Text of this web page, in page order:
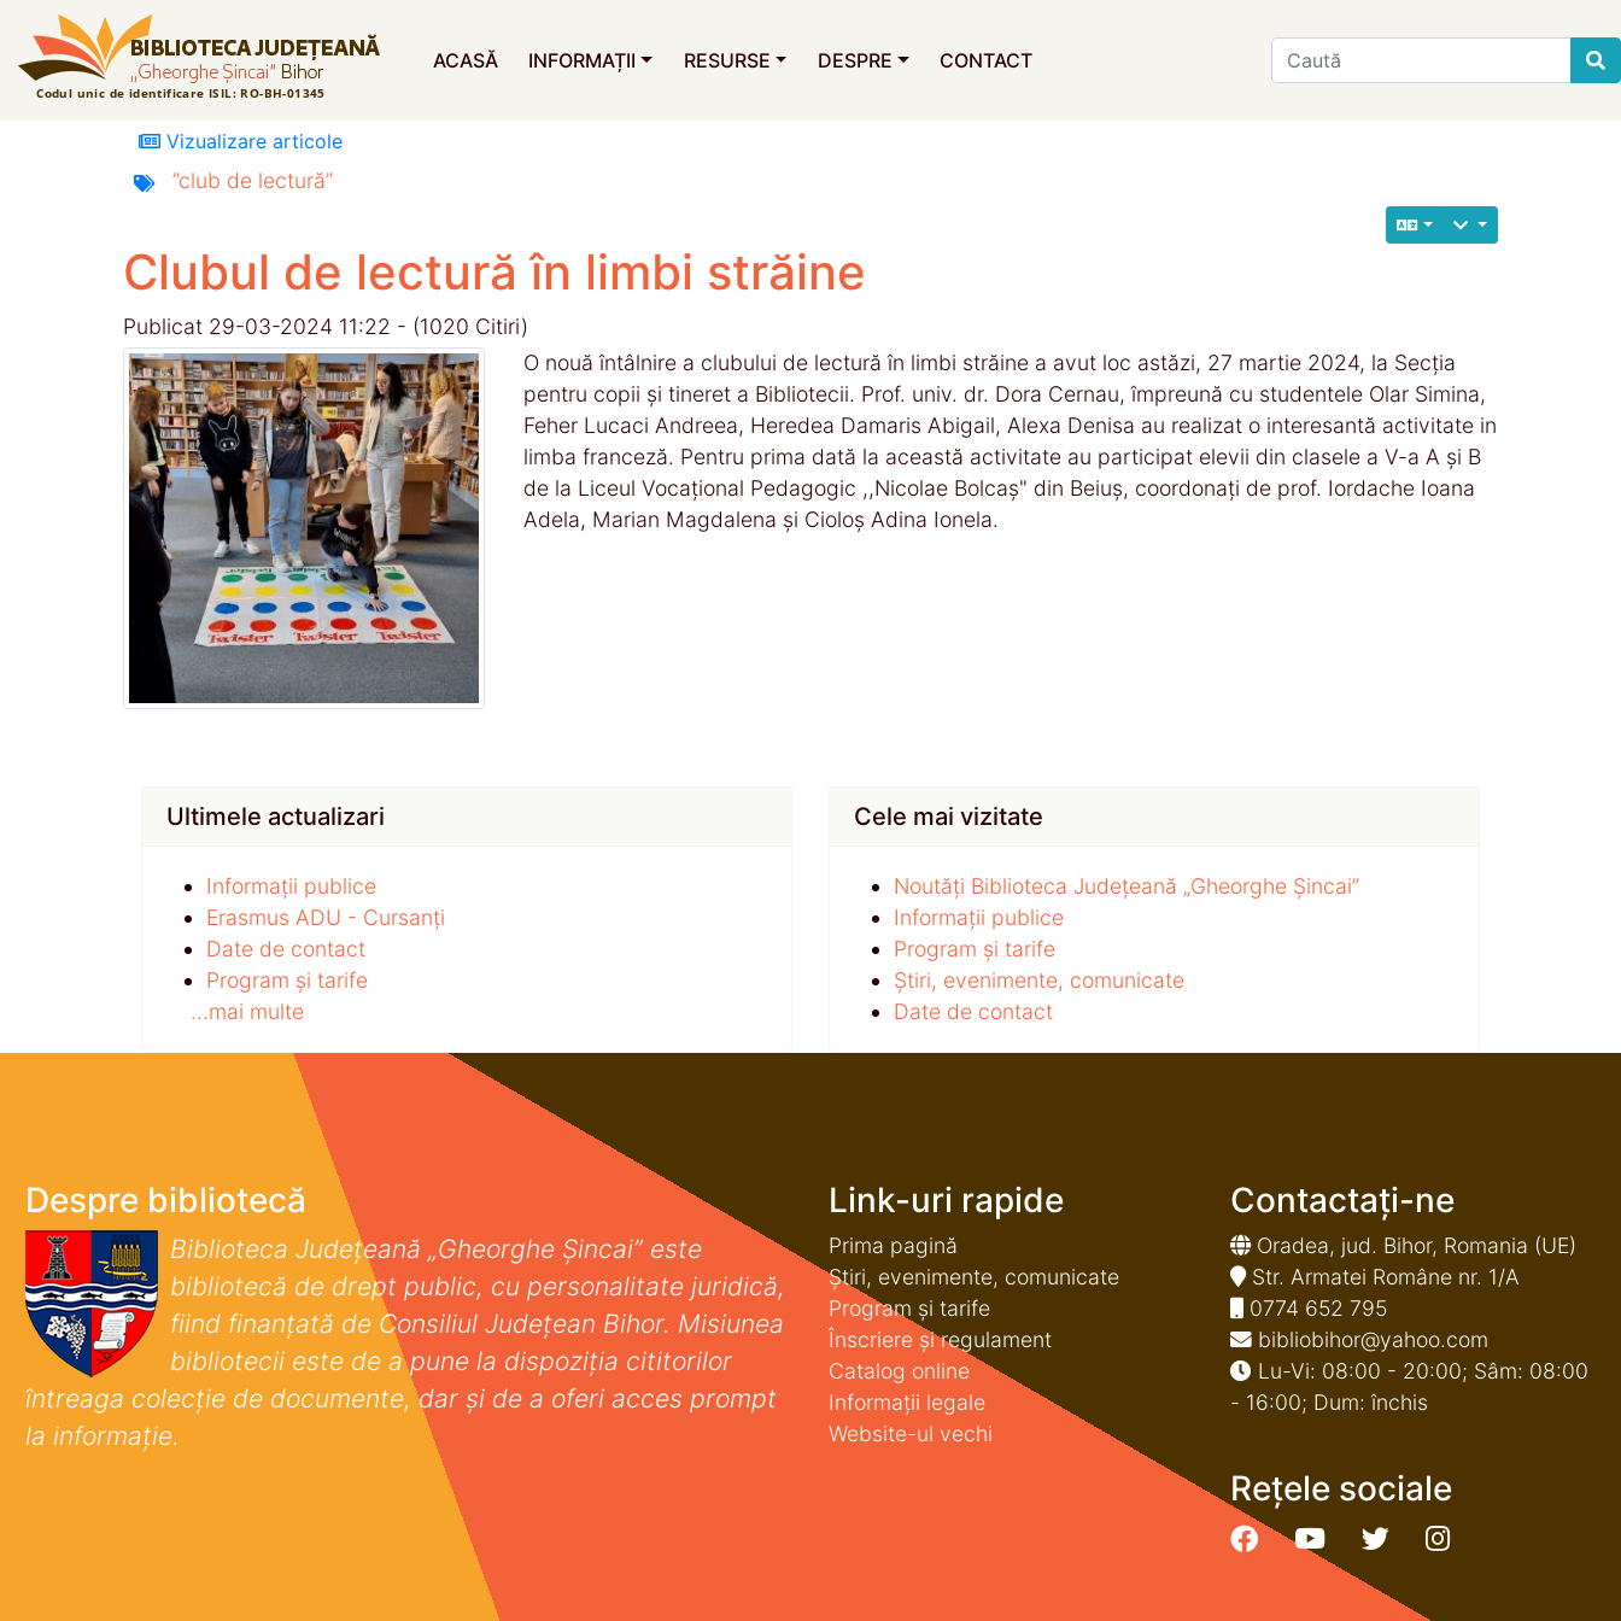
ACASĂ INFORMAȚII RESURSE DESPRE CONTACT
Find
Vizualizare articole
”club de lectură”
Clubul de lectură în limbi străine
Publicat 29-03-2024 11:22 - (1020 Citiri)
O nouă întâlnire a clubului de lectură în limbi străine a avut loc astăzi, 27 martie 2024, la Secția
pentru copii și tineret a Bibliotecii. Prof. univ. dr. Dora Cernau, împreună cu studentele Olar Simina,
Feher Lucaci Andreea, Heredea Damaris Abigail, Alexa Denisa au realizat o interesantă activitate in
limba franceză. Pentru prima dată la această activitate au participat elevii din clasele a V-a A și B
de la Liceul Vocațional Pedagogic ,,Nicolae Bolcaș" din Beiuș, coordonați de prof. Iordache Ioana
Adela, Marian Magdalena și Cioloș Adina Ionela.
Ultimele actualizari
Informații publice
Erasmus ADU - Cursanți
Date de contact
Program și tarife
...mai multe
Cele mai vizitate
Noutăți Biblioteca Județeană „Gheorghe Șincai”
Informații publice
Program și tarife
Știri, evenimente, comunicate
Date de contact
Despre bibliotecă
Biblioteca Județeană „Gheorghe Șincai” este
bibliotecă de drept public, cu personalitate juridică,
fiind finanţată de Consiliul Judeţean Bihor. Misiunea
bibliotecii este de a pune la dispoziţia cititorilor
întreaga colecţie de documente, dar şi de a oferi acces prompt
la informaţie.
Link-uri rapide
Prima pagină
Știri, evenimente, comunicate
Program și tarife
Înscriere și regulament
Catalog online
Informații legale
Website-ul vechi
Contactați-ne
Oradea, jud. Bihor, Romania (UE)
Str. Armatei Române nr. 1/A
0774 652 795
bibliobihor@yahoo.com
Lu-Vi: 08:00 - 20:00; Sâm: 08:00
- 16:00; Dum: închis
Rețele sociale